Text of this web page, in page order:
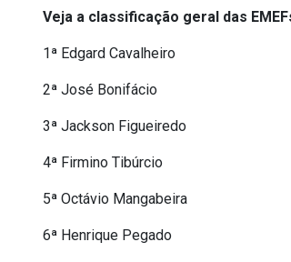
Veja a classificação geral das
1ª Edgard Cavalheiro
2ª José Bonifácio
3ª Jackson Figueiredo
4ª Firmino Tibúrcio
5ª Octávio Mangabeira
6ª Henrique Pegado